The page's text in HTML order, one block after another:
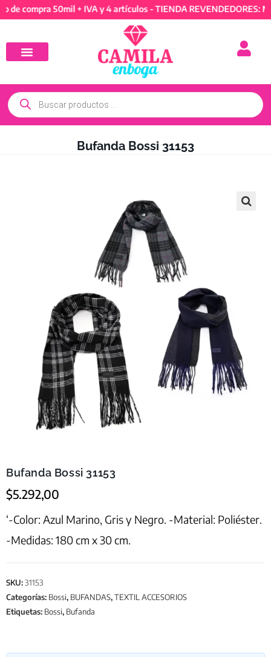
compra 50mil + IVA y 4 artículos - TIENDA REVENDEDORES:
Bufanda Bossi 31153
Bufanda Bossi 31153
$5.292,00
‘-Color: Azul Marino, Gris y Negro. -Material: Poliéster.
-Medidas: 180 cm x 30 cm.
SKU:31153
Categorías: Bossi, BUFANDAS,TEXTIL ACCESORIOS
Etiquetas: Bossi, Bufanda